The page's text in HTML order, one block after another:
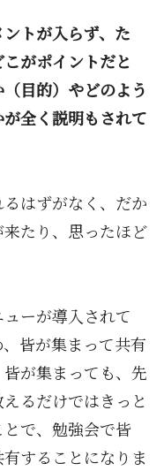
トが入らず、た
がポイントだと
目的）やどのよう
全く説明もされて
はずがなく、だか
たり、思ったほど
ーが導入されて
皆が集まって共有
が集まっても、先
るだけではきっと
で、勉強会で皆
することになりま